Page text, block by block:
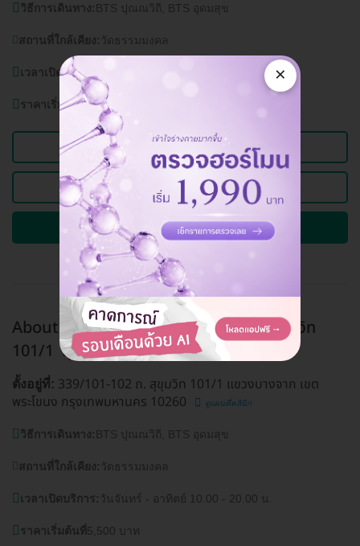
วิธีการเดินทาง: BTS ปุณณวิถี, BTS อุดมสุข
สถานที่ใกล้เคียง: วัดธรรมมงคล
เวลาเปิดบริการ: วันจันทร์-อาทิตย์ 10.00 - 20.00 น.
ราคาเริ่มต้นที่5,500 บาท
ดูแพ็กเกจอื่นของคลินิกนี้
ถามรายละเอียดและจองคิวผ่าน HD
About Tooth Dental Clinic สาขาซอยสุขุมวิท
101/1
อุดมสุข
ตั้งอยู่ที่: 339/101-102 ถ. สุขุมวิท 101/1 แขวงบางจาก เขต
พระโขนง กรุงเทพมหานคร 10260
ดูแผนที่คลินิก
วิธีการเดินทาง: BTS ปุณณวิถี, BTS อุดมสุข
สถานที่ใกล้เคียง: วัดธรรมมงคล
เวลาเปิดบริการ: วันจันทร์ - อาทิตย์ 10.00 - 20.00 น.
ราคาเริ่มต้นที่5,500 บาท
×